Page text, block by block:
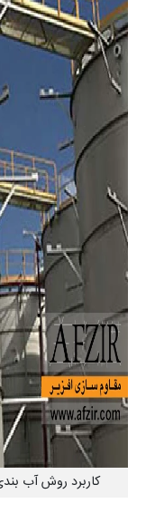
کاربرد روش آب